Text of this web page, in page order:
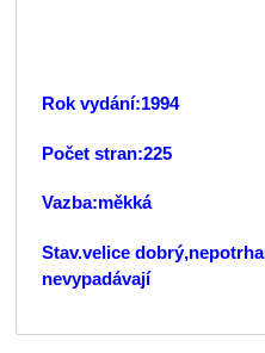
Rok vydání:1994
Počet stran:225
Vazba:měkká
Stav.velice
nevypadávají